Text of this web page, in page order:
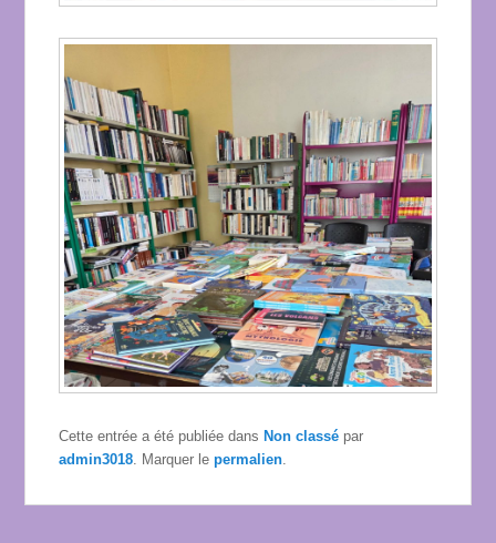
Cette entrée a été publiée dans Non classé par
admin3018. Marquer lepermalien.